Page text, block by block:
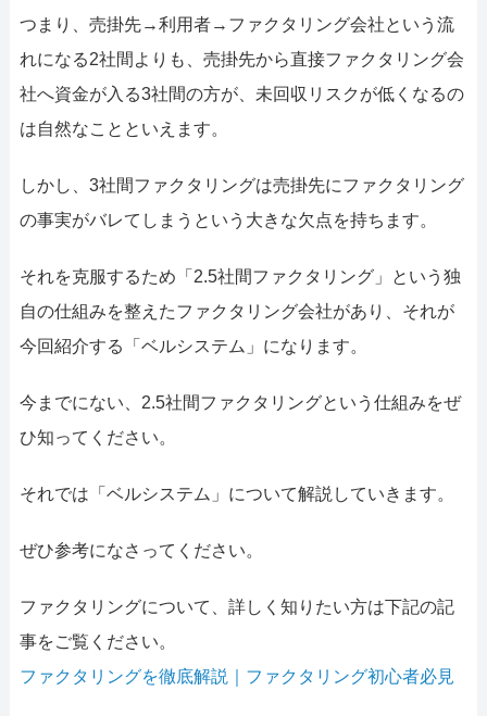
つまり、売掛先→利用者→ファクタリング会社という流
れになる2社間よりも、売掛先から直接ファクタリング会
社へ資金が入る3社間の方が、未回収リスクが低くなるの
は自然なことといえます。
しかし、3社間ファクタリングは売掛先にファクタリング
の事実がバレてしまうという大きな欠点を持ちます。
それを克服するため「2.5社間ファクタリング」という独
自の仕組みを整えたファクタリング会社があり、それが
今回紹介する「ベルシステム」になります。
今までにない、2.5社間ファクタリングという仕組みをぜ
ひ知ってください。
それでは「ベルシステム」について解説していきます。
ぜひ参考になさってください。
ファクタリングについて、詳しく知りたい方は下記の記
事をご覧ください。
ファクタリングを徹底解説｜ファクタリング初心者必見